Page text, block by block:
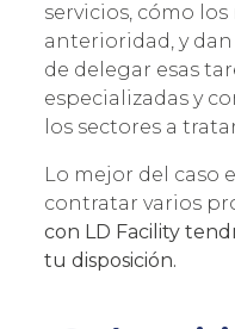
servicios, cómo
anterioridad, y
de delegar esas
especializadas y
los sectores a
Lo mejor del caso
contratar varios
con LD Facility
tu disposición.
ÚNETE